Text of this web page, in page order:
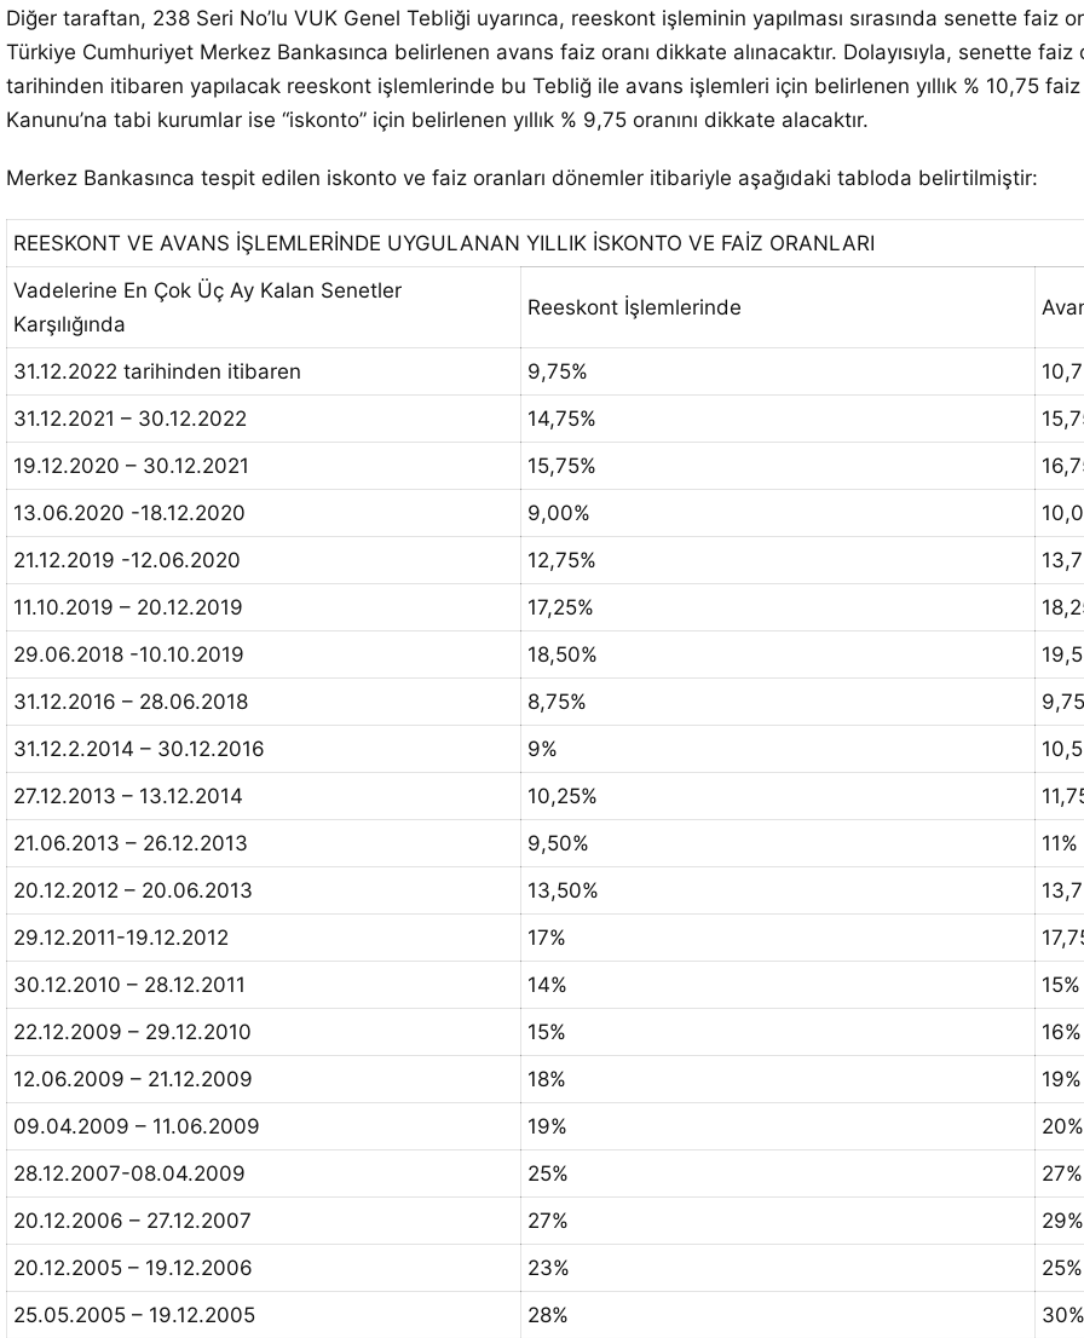
Diğer taraftan, 238 Seri No’lu VUK Genel Tebliği uyarınca, reeskont işleminin yapılması sırasında senette faiz
Türkiye Cumhuriyet Merkez Bankasınca belirlenen avans faiz oranı dikkate alınacaktır. Dolayısıyla, senette
tarihinden itibaren yapılacak reeskont işlemlerinde bu Tebliğ ile avans işlemleri için belirlenen yıllık % 10,75 faiz
Kanunu’na tabi kurumlar ise “iskonto” için belirlenen yıllık % 9,75 oranını dikkate alacaktır.
Merkez Bankasınca tespit edilen iskonto ve faiz oranları dönemler itibariyle aşağıdaki tabloda belirtilmiştir:
REESKONT VE AVANS İŞLEMLERİNDE UYGULANAN YILLIK İSKONTO VE FAİZ ORANLARI
Vadelerine En Çok Üç Ay Kalan Senetler
Karşılığında
Reeskont İşlemlerinde
31.12.2022 tarihinden itibaren 9,75%
31.12.2021 – 30.12.2022
14,75%
19.12.2020 – 30.12.2021
15,75%
13.06.2020 -18.12.2020
9,00%
21.12.2019 -12.06.2020
12,75%
11.10.2019 – 20.12.2019
17,25%
29.06.2018 -10.10.2019
18,50%
31.12.2016 – 28.06.2018
8,75%
31.12.2.2014 – 30.12.2016
9%
27.12.2013 – 13.12.2014
10,25%
21.06.2013 – 26.12.2013
9,50%
11%
20.12.2012 – 20.06.2013
13,50%
29.12.2011-19.12.2012
17%
30.12.2010 – 28.12.2011
14%
15%
22.12.2009 – 29.12.2010
15%
16%
12.06.2009 – 21.12.2009
18%
19%
09.04.2009 – 11.06.2009
19%
20%
28.12.2007-08.04.2009
25%
27%
20.12.2006 – 27.12.2007
27%
29%
20.12.2005 – 19.12.2006
23%
25%
25.05.2005 – 19.12.2005
28%
30%